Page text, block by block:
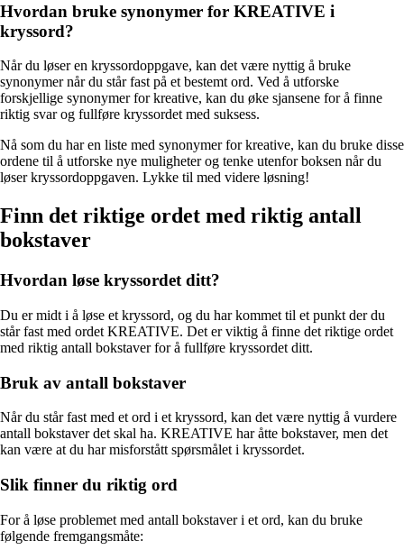
Hvordan bruke synonymer for KREATIVE i
kryssord?
Når du løser en kryssordoppgave, kan det være nyttig å bruke
synonymer når du står fast på et bestemt ord. Ved å utforske
forskjellige synonymer for kreative, kan du øke sjansene for å finne
riktig svar og fullføre kryssordet med suksess.
Nå som du har en liste med synonymer for kreative, kan du bruke disse
ordene til å utforske nye muligheter og tenke utenfor boksen når du
løser kryssordoppgaven. Lykke til med videre løsning!
Finn det riktige ordet med riktig antall
bokstaver
Hvordan løse kryssordet ditt?
Du er midt i å løse et kryssord, og du har kommet til et punkt der du
står fast med ordet KREATIVE. Det er viktig å finne det riktige ordet
med riktig antall bokstaver for å fullføre kryssordet ditt.
Bruk av antall bokstaver
Når du står fast med et ord i et kryssord, kan det være nyttig å vurdere
antall bokstaver det skal ha. KREATIVE har åtte bokstaver, men det
kan være at du har misforstått spørsmålet i kryssordet.
Slik finner du riktig ord
For å løse problemet med antall bokstaver i et ord, kan du bruke
følgende fremgangsmåte: